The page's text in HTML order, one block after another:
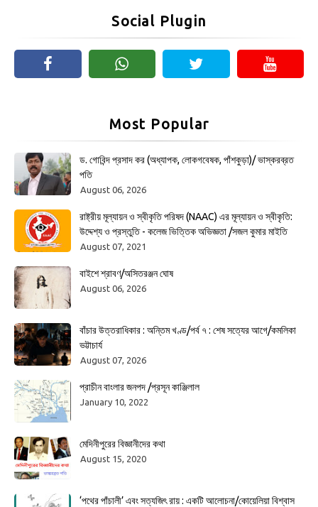
Social Plugin
Most Popular
ড. গোবিন্দ প্রসাদ কর (অধ্যাপক, লোকগবেষক, পাঁশকুড়া)/ ভাস্করব্রত
পতি
August 06, 2026
রাষ্ট্রীয় মূল্যায়ন ও স্বীকৃতি পরিষদ (NAAC) এর মূল্যায়ন ও স্বীকৃতি:
উদ্দেশ্য ও প্রস্তুতি - কলেজ ভিত্তিক অভিজ্ঞতা /সজল কুমার মাইতি
August 07, 2021
বাইশে শ্রাবণ/অসিতরঞ্জন ঘোষ
August 06, 2026
বাঁচার উত্তরাধিকার : অন্তিম খণ্ড/পর্ব ৭ : শেষ সত্যের আগে/কমলিকা
ভট্টাচার্য
August 07, 2026
প্রাচীন বাংলার জনপদ /প্রসূন কাঞ্জিলাল
January 10, 2022
মেদিনীপুরের বিজ্ঞানীদের কথা
August 15, 2020
‘পথের পাঁচালী’ এবং সত্যজিৎ রায় : একটি আলোচনা/কোয়েলিয়া বিশ্বাস